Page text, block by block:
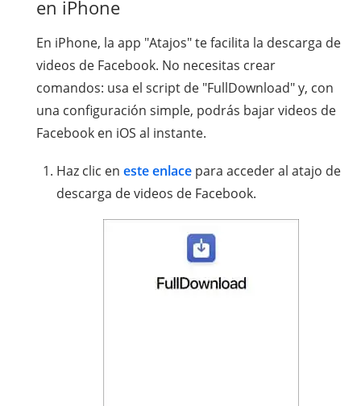
en iPhone
En iPhone, la app "Atajos" te facilita la descarga de
videos de Facebook. No necesitas crear
comandos: usa el script de "FullDownload" y, con
una configuración simple, podrás bajar videos de
Facebook en iOS al instante.
Haz clic en este enlace para acceder al atajo de
descarga de videos de Facebook.